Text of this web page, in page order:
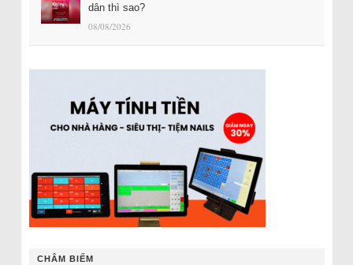
dân thì sao?
08/08/2026
CHÂM BIẾM